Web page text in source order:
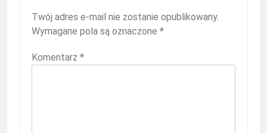
Twój adres e-mail nie zostanie opublikowany.
Wymagane pola są oznaczone *
Komentarz *